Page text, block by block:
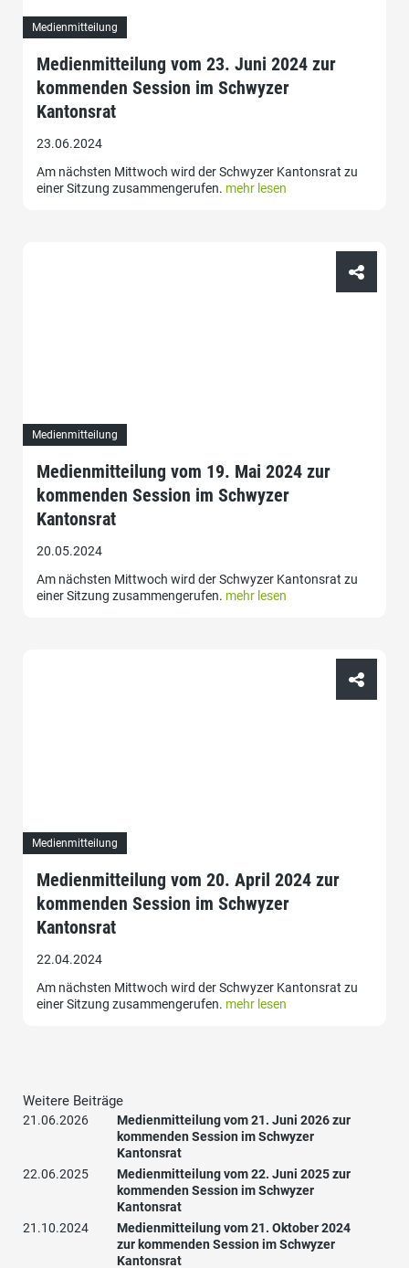
Medienmitteilung
Medienmitteilung vom 23. Juni 2024 zur
kommenden Session im Schwyzer
Kantonsrat
23.06.2024
Am nächsten Mittwoch wird der Schwyzer Kantonsrat zu
einer Sitzung zusammengerufen. mehr lesen
Medienmitteilung
Medienmitteilung vom 19. Mai 2024 zur
kommenden Session im Schwyzer
Kantonsrat
20.05.2024
Am nächsten Mittwoch wird der Schwyzer Kantonsrat zu
einer Sitzung zusammengerufen. mehr lesen
Medienmitteilung
Medienmitteilung vom 20. April 2024 zur
kommenden Session im Schwyzer
Kantonsrat
22.04.2024
Am nächsten Mittwoch wird der Schwyzer Kantonsrat zu
einer Sitzung zusammengerufen. mehr lesen
Weitere Beiträge
21.06.2026
Medienmitteilung vom 21. Juni 2026 zur
kommenden Session im Schwyzer
Kantonsrat
22.06.2025
Medienmitteilung vom 22. Juni 2025 zur
kommenden Session im Schwyzer
Kantonsrat
21.10.2024
Medienmitteilung vom 21. Oktober 2024
zur kommenden Session im Schwyzer
Kantonsrat